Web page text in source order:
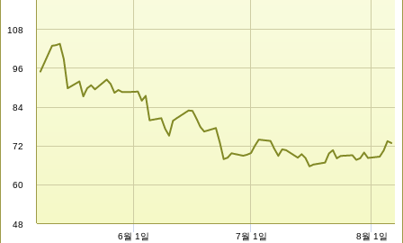
48
60
72
84
96
108
6월 1일 7월 1일 8월 1일